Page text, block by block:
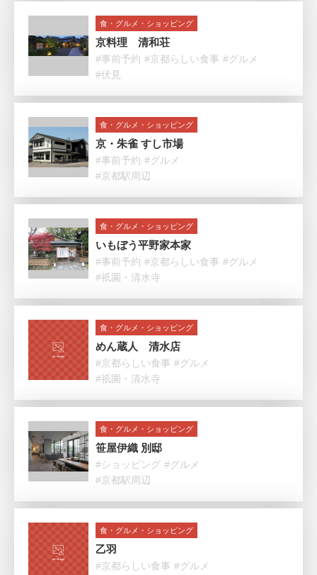
食・グルメ・ショッピング
京料理 清和荘
#事前予約 #京都らしい食事 #グルメ
#伏見
食・グルメ・ショッピング
京・朱雀 すし市場
#事前予約 #グルメ
#京都駅周辺
食・グルメ・ショッピング
いもぼう平野家本家
#事前予約 #京都らしい食事 #グルメ
#祇園・清水寺
食・グルメ・ショッピング
めん蔵人 清水店
#京都らしい食事 #グルメ
#祇園・清水寺
食・グルメ・ショッピング
笹屋伊織 別邸
#ショッピング #グルメ
#京都駅周辺
食・グルメ・ショッピング
乙羽
#京都らしい食事 #グルメ